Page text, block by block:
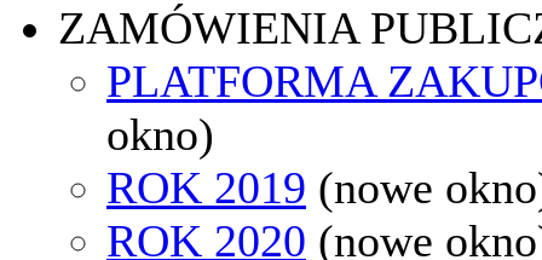
ZAMÓWIENIA
PLATFORMA
okno)
ROK 2019 (nowe
ROK 2020 (nowe